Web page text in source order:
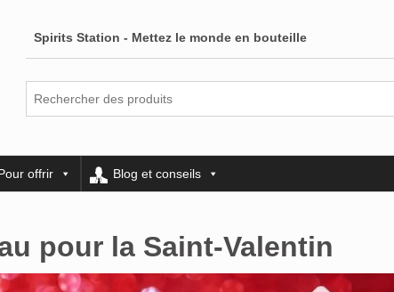
Spirits Station - Mettez le monde en bouteille
offrir Blog et conseils
pour la Saint-Valentin